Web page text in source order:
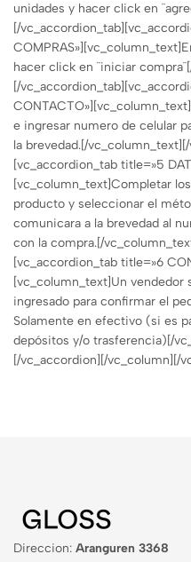
unidades y hacer click en
[/
hacer click en ¨iniciar
[/
e ingresar numero de celular
la brevedad.[/
[vc_accordion_tab title=»5
[vc_column_text]Completar
producto y seleccionar el
comunicara a la brevedad al
con la compra.[/
[vc_accordion_tab title=»6
[vc_column_text]Un vendedor
ingresado para confirmar el
Solamente en efectivo (si es
depósitos y/o trasferencia)[/
[/vc_accordion][/vc_column][/
Direccion: Aranguren 3368